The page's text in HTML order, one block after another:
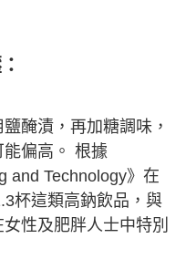
：
醃漬，再加糖調味，
偏高。 根據
and Technology》在
杯這類高鈉飲品，與
性及肥胖人士中特別